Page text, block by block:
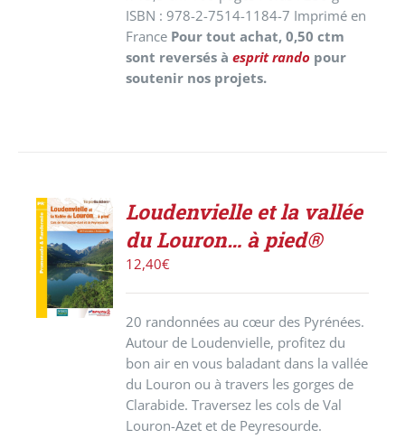
ISBN : 978-2-7514-1184-7 Imprimé en
France Pour tout achat, 0,50 ctm
sont reversés àesprit rando pour
soutenir nos projets.
ACHETER
LE
PRODUIT
/
DÉTAILS
Loudenvielle et la vallée
du Louron… à pied®
12,40€
20 randonnées au cœur des Pyrénées.
Autour de Loudenvielle, profitez du
bon air en vous baladant dans la vallée
du Louron ou à travers les gorges de
Clarabide. Traversez les cols de Val
Louron-Azet et de Peyresourde.